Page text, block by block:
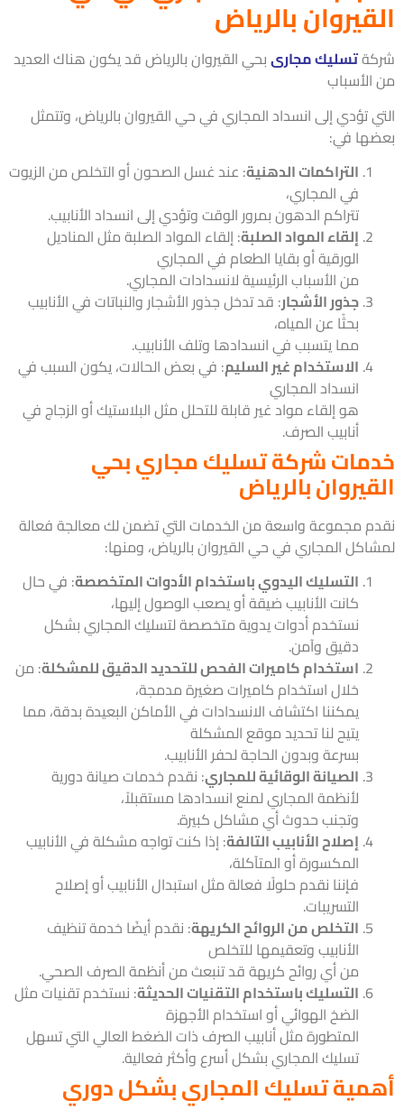
بالرياض
تسليك مجارىبحي القيروان بالرياض قد يكون هناك العديد
تؤدي إلى انسداد المجاري في حي القيروان بالرياض، وتتمثل
في:
التراكمات الدهنية: عند غسل الصحون أو التخلص من الزيوت
في المجاري،
تتراكم الدهون بمرور الوقت وتؤدي إلى انسداد الأنابيب.
إلقاء المواد الصلبة: إلقاء المواد الصلبة مثل المناديل
الورقية أو بقايا الطعام في المجاري
من الأسباب الرئيسية لانسدادات المجاري.
جذور الأشجار: قد تدخل جذور الأشجار والنباتات في الأنابيب
بحثًا عن المياه،
مما يتسبب في انسدادها وتلف الأنابيب.
الاستخدام غير السليم: في بعض الحالات، يكون السبب في
انسداد المجاري
هو إلقاء مواد غير قابلة للتحلل مثل البلاستيك أو الزجاج في
أنابيب الصرف.
شركة تسليك مجاري بحي
بالرياض
مجموعة واسعة من الخدمات التي تضمن لك معالجة فعالة
المجاري في حي القيروان بالرياض، ومنها:
التسليك اليدوي باستخدام الأدوات المتخصصة: في حال
كانت الأنابيب ضيقة أو يصعب الوصول إليها،
نستخدم أدوات يدوية متخصصة لتسليك المجاري بشكل
دقيق وآمن.
استخدام كاميرات الفحص للتحديد الدقيق للمشكلة: من
خلال استخدام كاميرات صغيرة مدمجة،
يمكننا اكتشاف الانسدادات في الأماكن البعيدة بدقة، مما
يتيح لنا تحديد موقع المشكلة
بسرعة وبدون الحاجة لحفر الأنابيب.
الصيانة الوقائية للمجاري: نقدم خدمات صيانة دورية
لأنظمة المجاري لمنع انسدادها مستقبلاً،
وتجنب حدوث أي مشاكل كبيرة.
إصلاح الأنابيب التالفة: إذا كنت تواجه مشكلة في الأنابيب
المكسورة أو المتآكلة،
فإننا نقدم حلولًا فعالة مثل استبدال الأنابيب أو إصلاح
التسريبات.
التخلص من الروائح الكريهة: نقدم أيضًا خدمة تنظيف
الأنابيب وتعقيمها للتخلص
من أي روائح كريهة قد تنبعث من أنظمة الصرف الصحي.
التسليك باستخدام التقنيات الحديثة: نستخدم تقنيات مثل
الضخ الهوائي أو استخدام الأجهزة
المتطورة مثل أنابيب الصرف ذات الضغط العالي التي تسهل
تسليك المجاري بشكل أسرع وأكثر فعالية.
تسليك المجاري بشكل دوري